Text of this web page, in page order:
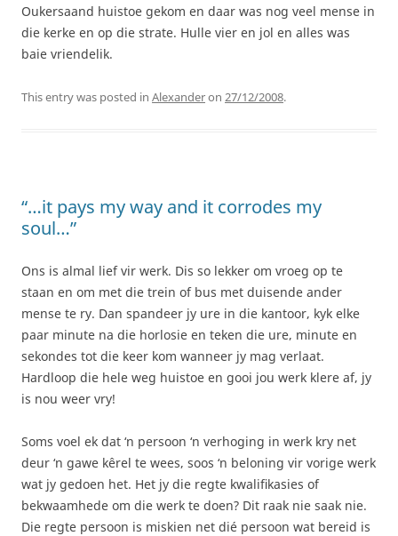
Oukersaand huistoe gekom en daar was nog veel mense in
die kerke en op die strate. Hulle vier en jol en alles was
baie vriendelik.
This entry was posted in Alexanderon 27/12/2008.
“…it pays my way and it corrodes my
soul…”
Ons is almal lief vir werk. Dis so lekker om vroeg op te
staan en om met die trein of bus met duisende ander
mense te ry. Dan spandeer jy ure in die kantoor, kyk elke
paar minute na die horlosie en teken die ure, minute en
sekondes tot die keer kom wanneer jy mag verlaat.
Hardloop die hele weg huistoe en gooi jou werk klere af, jy
is nou weer vry!
Soms voel ek dat ‘n persoon ‘n verhoging in werk kry net
deur ‘n gawe kêrel te wees, soos ‘n beloning vir vorige werk
wat jy gedoen het. Het jy die regte kwalifikasies of
bekwaamhede om die werk te doen? Dit raak nie saak nie.
Die regte persoon is miskien net dié persoon wat bereid is